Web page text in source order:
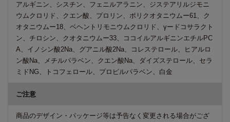
アルギニン、シスチン、フェニルアラニン、ジステアリルジモニ
ウムクロリド、クエン酸、プロリン、ポリクオタニウムー61、ク
オタニウムー18、ベヘントリモニウムクロリド、γードコサラクト
ン、チロシン、クオタニウムー33、ココイルアルギニンエチルPC
A、イノシン酸2Na、グアニル酸2Na、コレステロール、ヒアルロ
ン酸Na、メチルパラベン、クエン酸Na、ダイズステロール、セラ
ミドNG、トコフェロール、プロピルパラベン、白金
ご注意
商品のデザイン・パッケージ等は予告なく変更される場合がござ